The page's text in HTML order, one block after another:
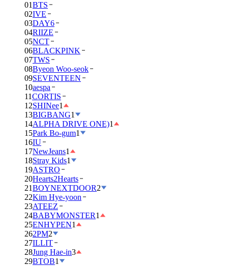
01BTS
02IVE
03DAY6
04RIIZE
05NCT
06BLACKPINK
07TWS
08Byeon Woo-seok
09SEVENTEEN
10aespa
11CORTIS
12SHINee1
13BIGBANG1
14ALPHA DRIVE ONE)1
15Park Bo-gum1
16IU
17NewJeans1
18Stray Kids1
19ASTRO
20Hearts2Hearts
21BOYNEXTDOOR2
22Kim Hye-yoon
23ATEEZ
24BABYMONSTER1
25ENHYPEN1
262PM2
27ILLIT
28Jung Hae-in3
29BTOB1